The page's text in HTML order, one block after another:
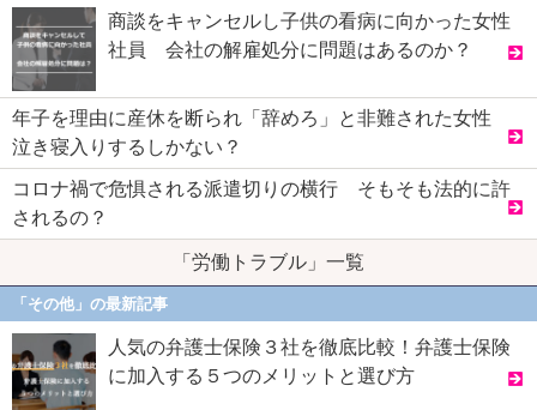
商談をキャンセルし子供の看病に向かった女性
社員 会社の解雇処分に問題はあるのか？
年子を理由に産休を断られ「辞めろ」と非難された女性
泣き寝入りするしかない？
コロナ禍で危惧される派遣切りの横行 そもそも法的に許
されるの？
「労働トラブル」一覧
「その他」の最新記事
人気の弁護士保険３社を徹底比較！弁護士保険
に加入する５つのメリットと選び方